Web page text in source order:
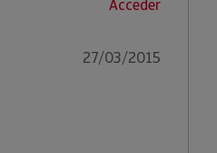
Acceder
27/03/2015